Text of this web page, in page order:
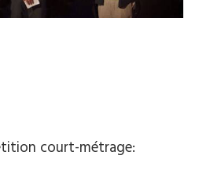
court-métrage: